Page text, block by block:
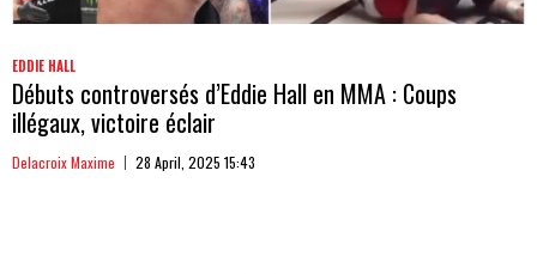
EDDIE HALL
Débuts controversés d’Eddie Hall en MMA : Coups
illégaux, victoire éclair
Delacroix Maxime 28 April, 2025 15:43